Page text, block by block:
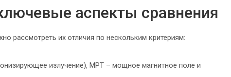
аспекты сравнения
рассмотреть их отличия по нескольким критериям:
излучение), МРТ – мощное магнитное поле и